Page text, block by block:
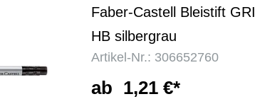
Faber-Castell Bleistift
HB silbergrau
Artikel-Nr.: 306652760
ab 1,21 €*